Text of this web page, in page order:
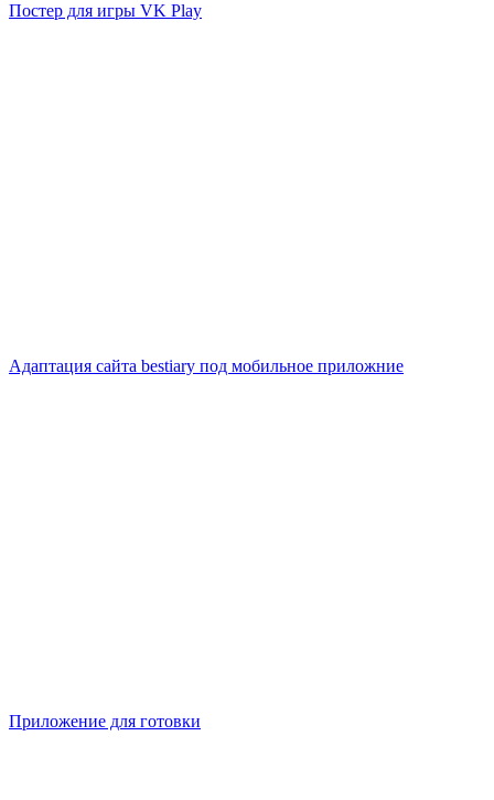
Постер для игры VK Play
Адаптация сайта bestiary под мобильное приложние
Приложение для готовки